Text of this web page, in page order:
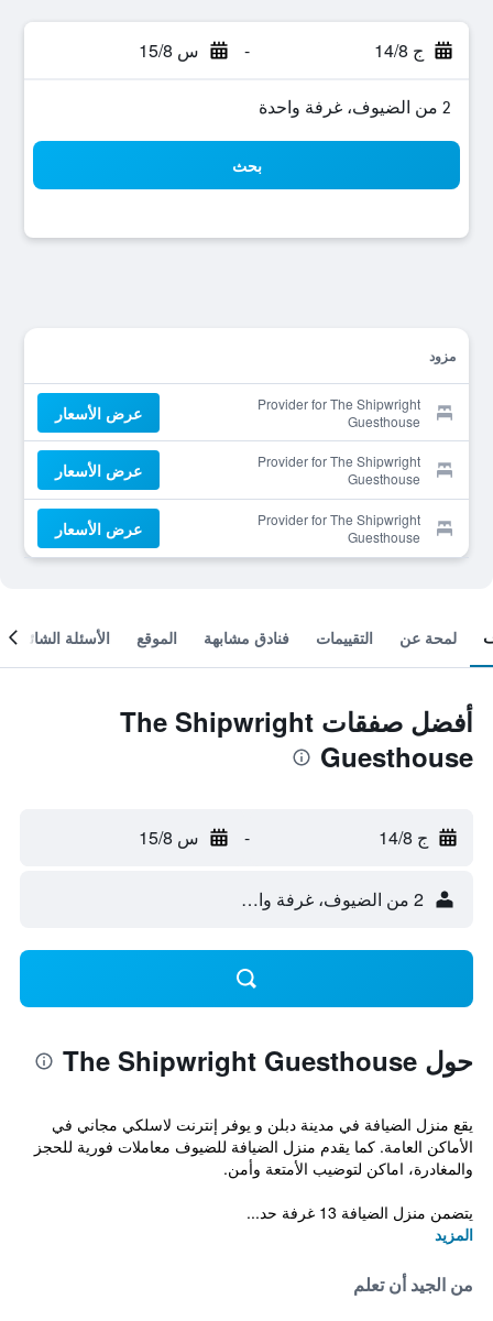
ج 14/8 - س 15/8
2 من الضيوف، غرفة واحدة
بحث
مزود
Provider for The Shipwright
Guesthouse
عرض الأسعار
Provider for The Shipwright
Guesthouse
عرض الأسعار
Provider for The Shipwright
Guesthouse
عرض الأسعار
لمحة عن التقييمات فنادق مشابهة الموقع الأسئلة الشائعة
أفضل صفقات The Shipwright
Guesthouse
ج 14/8 - س 15/8
2 من الضيوف، غرفة واحدة
حول The Shipwright Guesthouse
يقع منزل الضيافة في مدينة دبلن و يوفر إنترنت لاسلكي مجاني في
الأماكن العامة. كما يقدم منزل الضيافة للضيوف معاملات فورية للحجز
والمغادرة، اماكن لتوضيب الأمتعة وأمن.
يتضمن منزل الضيافة 13 غرفة حد...
المزيد
من الجيد أن تعلم